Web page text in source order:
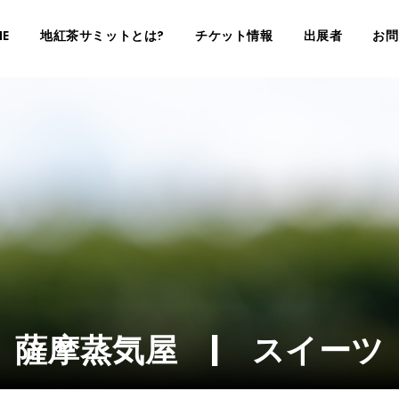
地紅茶サミットとは? チケット情報 出展者 お
薩摩蒸気屋 | スイーツ